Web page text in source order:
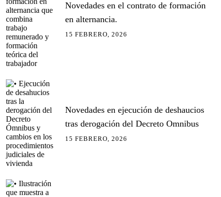
Novedades en el contrato de formación
en alternancia.
15 FEBRERO, 2026
Novedades en ejecución de deshaucios
tras derogación del Decreto Omnibus
15 FEBRERO, 2026